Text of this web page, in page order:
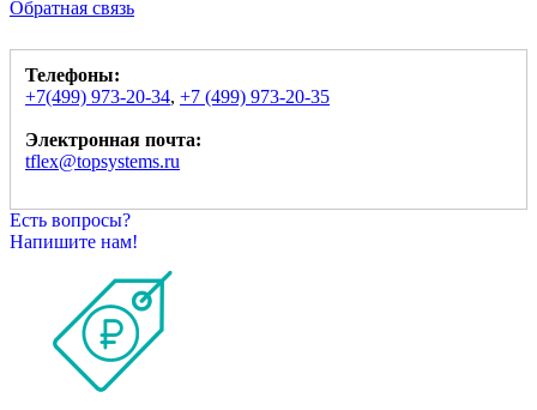
Обратная связь
Телефоны:
+7(499) 973-20-34, +7 (499) 973-20-35
Электронная почта:
tflex@topsystems.ru
Есть вопросы?
Напишите нам!